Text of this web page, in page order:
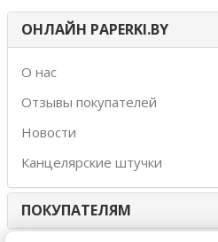
ОНЛАЙН PAPERKI.BY
О нас
Отзывы покупателей
Новости
Канцелярские штучки
ПОКУПАТЕЛЯМ